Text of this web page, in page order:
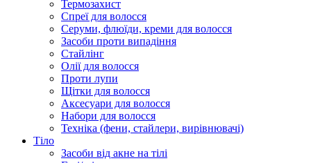
Термозахист
Спреї для волосся
Серуми, флюїди, креми для волосся
Засоби проти випадіння
Стайлінг
Олії для волосся
Проти лупи
Щітки для волосся
Аксесуари для волосся
Набори для волосся
Техніка (фени, стайлери, вирівнювачі)
Тіло
Засоби від акне на тілі